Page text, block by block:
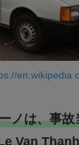
ノは、事故
Van